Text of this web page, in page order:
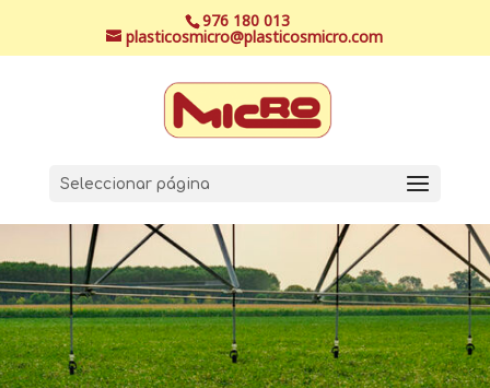
976 180 013
plasticosmicro@plasticosmicro.com
Seleccionar página